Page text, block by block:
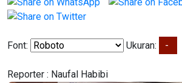
Font: Ukuran: -
Reporter : Naufal Habibi